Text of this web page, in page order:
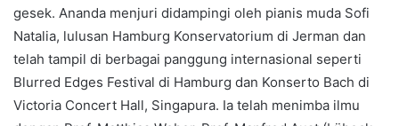
gesek. Ananda menjuri didampingi oleh pianis muda Sofi
Natalia, lulusan Hamburg Konservatorium di Jerman dan
telah tampil di berbagai panggung internasional seperti
Blurred Edges Festival di Hamburg dan Konserto Bach di
Victoria Concert Hall, Singapura. Ia telah menimba ilmu